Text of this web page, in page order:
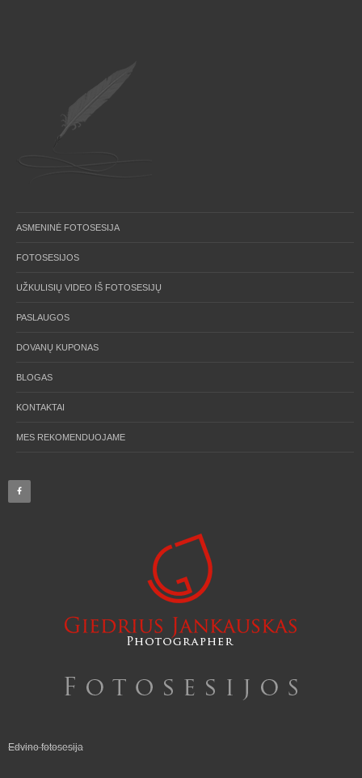
ASMENINĖ FOTOSESIJA
FOTOSESIJOS
UŽKULISIŲ VIDEO IŠ FOTOSESIJŲ
PASLAUGOS
DOVANŲ KUPONAS
BLOGAS
KONTAKTAI
MES REKOMENDUOJAME
Edvino fotosesija